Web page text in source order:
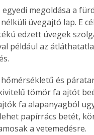
vagy
is
Bárhol,
élve
az
A
egyedi megoldása a
üvegajtó lap. E
edzett üvegek
például az
és
tömör fa ajtót
fa alapanyagból
papírrács betét,
a vetemedésre.